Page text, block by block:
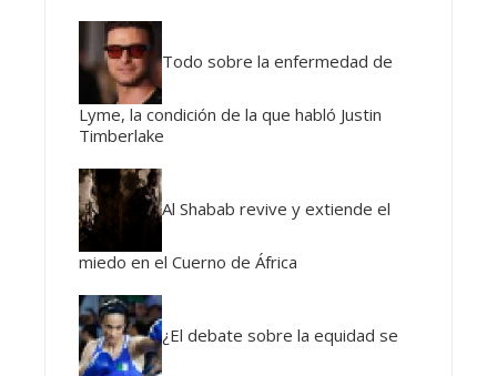
Todo sobre la enfermedad de
Lyme, la condición de la que habló Justin
Timberlake
Al Shabab revive y extiende el
miedo en el Cuerno de África
¿El debate sobre la equidad se